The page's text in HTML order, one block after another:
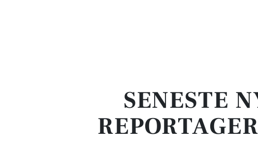
SENESTE